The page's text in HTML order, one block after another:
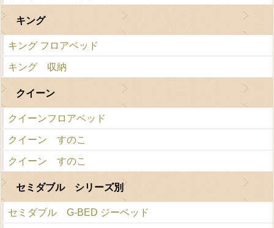
キング
キング フロアベッド
キング 収納
クイーン
クイーンフロアベッド
クイーン すのこ
クイーン すのこ
セミダブル シリーズ別
セミダブル G-BED ジーベッド